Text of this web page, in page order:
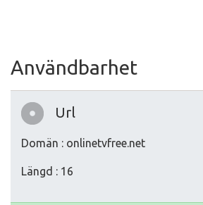
Användbarhet
Url
Domän : onlinetvfree.net
Längd : 16